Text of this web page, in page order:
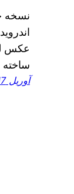
نسخه
عکس
آوریل 17, 2024